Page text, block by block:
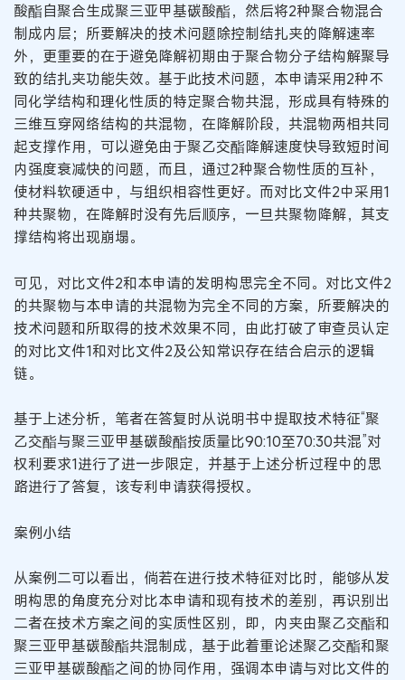
酸酯自聚合生成聚三亚甲基碳酸酯，然后将2种聚合物混合
制成内层；所要解决的技术问题除控制结扎夹的降解速率
外，更重要的在于避免降解初期由于聚合物分子结构解聚导
致的结扎夹功能失效。基于此技术问题，本申请采用2种不
同化学结构和理化性质的特定聚合物共混，形成具有特殊的
三维互穿网络结构的共混物，在降解阶段，共混物两相共同
起支撑作用，可以避免由于聚乙交酯降解速度快导致短时间
内强度衰减快的问题，而且，通过2种聚合物性质的互补，
使材料软硬适中，与组织相容性更好。而对比文件2中采用1
种共聚物，在降解时没有先后顺序，一旦共聚物降解，其支
撑结构将出现崩塌。
可见，对比文件2和本申请的发明构思完全不同。对比文件2
的共聚物与本申请的共混物为完全不同的方案，所要解决的
技术问题和所取得的技术效果不同，由此打破了审查员认定
的对比文件1和对比文件2及公知常识存在结合启示的逻辑
链。
基于上述分析，笔者在答复时从说明书中提取技术特征“聚
乙交酯与聚三亚甲基碳酸酯按质量比90:10至70:30共混”对
权利要求1进行了进一步限定，并基于上述分析过程中的思
路进行了答复，该专利申请获得授权。
案例小结
从案例二可以看出，倘若在进行技术特征对比时，能够从发
明构思的角度充分对比本申请和现有技术的差别，再识别出
二者在技术方案之间的实质性区别，即，内夹由聚乙交酯和
聚三亚甲基碳酸酯共混制成，基于此着重论述聚乙交酯和聚
三亚甲基碳酸酯之间的协同作用，强调本申请与对比文件的